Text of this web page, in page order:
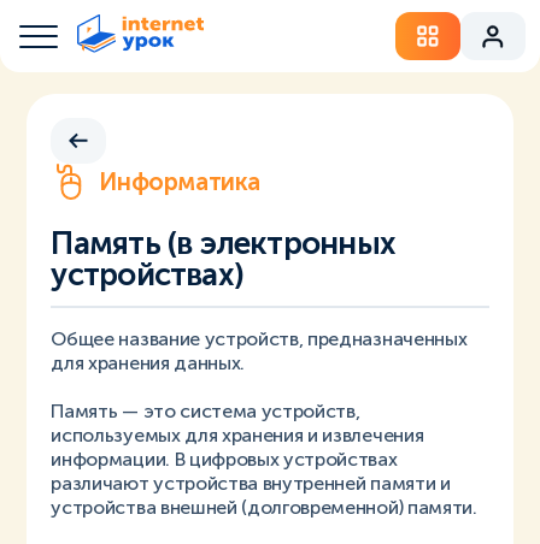
Информатика
Память (в электронных
устройствах)
Общее название устройств, предназначенных
для хранения данных.
Память — это система устройств,
используемых для хранения и извлечения
информации. В цифровых устройствах
различают устройства внутренней памяти и
устройства внешней (долговременной) памяти.